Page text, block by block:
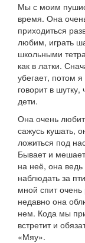
Мы с моим
время. Она
приходиться
любим, играть
школьными
как в латки.
убегает, потом
говорит в
дети.
Она очень
сажусь кушать,
ложиться под
Бывает и
на неё, она
наблюдать за
мной спит
недавно она
нем. Кода мы
встретит и
«Мяу».